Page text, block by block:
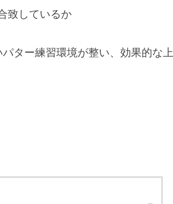
致しているか
ター練習環境が整い、効果的な上